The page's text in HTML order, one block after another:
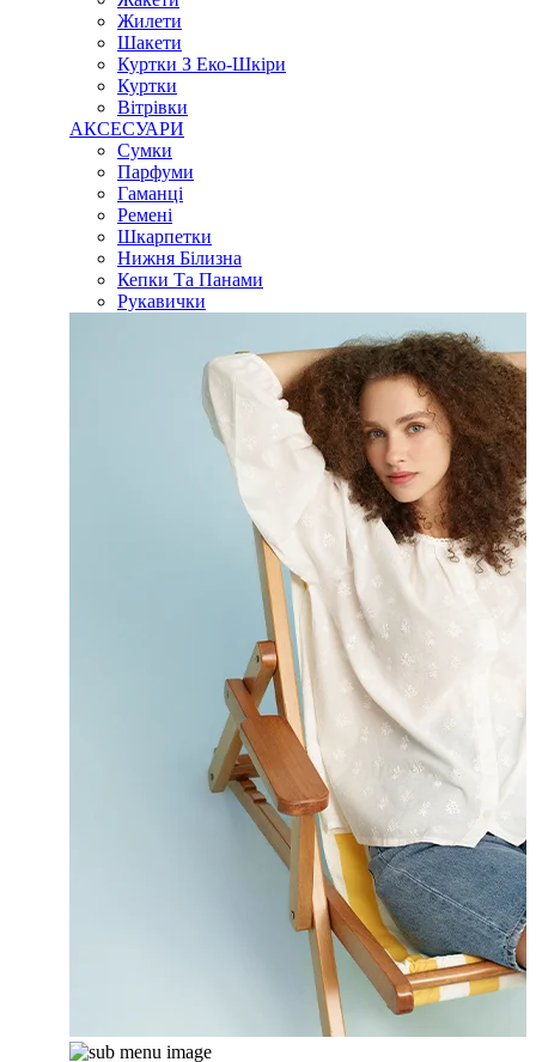
Жилети
Шакети
Куртки З Еко-Шкіри
Куртки
Вітрівки
АКСЕСУАРИ
Сумки
Парфуми
Гаманці
Ремені
Шкарпетки
Нижня Білизна
Кепки Та Панами
Рукавички